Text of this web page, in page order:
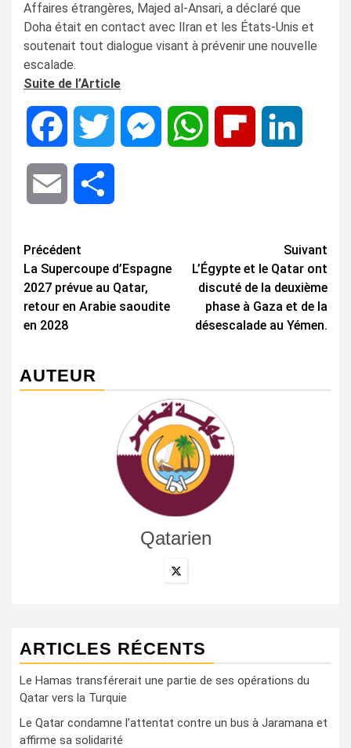
Affaires étrangères, Majed al-Ansari, a déclaré que
Doha était en contact avec lIran et les États-Unis et
soutenait tout dialogue visant à prévenir une nouvelle
escalade.
Suite de l’Article
Facebook Twitter MessengerWhatsApp Flipboard
Email
Navigation
d’article
Précédent
La Supercoupe d’Espagne
2027 prévue au Qatar,
retour en Arabie saoudite
en 2028
Suivant
L’Égypte et le Qatar ont
discuté de la deuxième
phase à Gaza et de la
désescalade au Yémen.
AUTEUR
Qatarien
ARTICLES RÉCENTS
Le Hamas transférerait une partie de ses opérations du
Qatar vers la Turquie
Le Qatar condamne l’attentat contre un bus à Jaramana et
affirme sa solidarité